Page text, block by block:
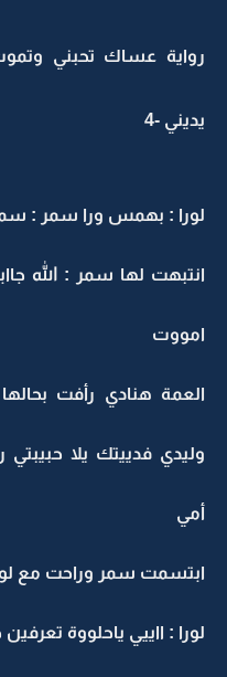
رواية عساك تحبني
يديني -4
لورا : بهمس ورا سمر :
انتبهت لها سمر : الله
امووت
العمة هنادي رأفت
وليدي فدييتك يلا
أمي
ابتسمت سمر وراحت مع
لورا : ااييي ياحلووة